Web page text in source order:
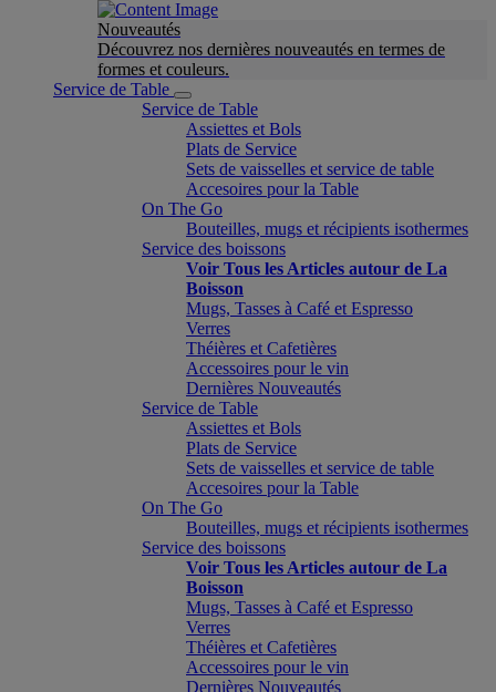
Nouveautés
Découvrez nos dernières nouveautés en termes de
formes et couleurs.
Service de Table
Service de Table
Assiettes et Bols
Plats de Service
Sets de vaisselles et service de table
Accesoires pour la Table
On The Go
Bouteilles, mugs et récipients isothermes
Service des boissons
Voir Tous les Articles autour de La
Boisson
Mugs, Tasses à Café et Espresso
Verres
Théières et Cafetières
Accessoires pour le vin
Dernières Nouveautés
Service de Table
Assiettes et Bols
Plats de Service
Sets de vaisselles et service de table
Accesoires pour la Table
On The Go
Bouteilles, mugs et récipients isothermes
Service des boissons
Voir Tous les Articles autour de La
Boisson
Mugs, Tasses à Café et Espresso
Verres
Théières et Cafetières
Accessoires pour le vin
Dernières Nouveautés